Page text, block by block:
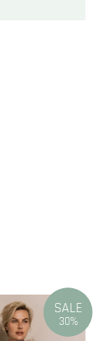
SALE
30%